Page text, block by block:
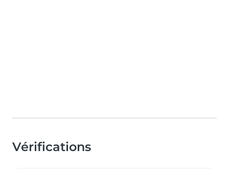
Vérifications